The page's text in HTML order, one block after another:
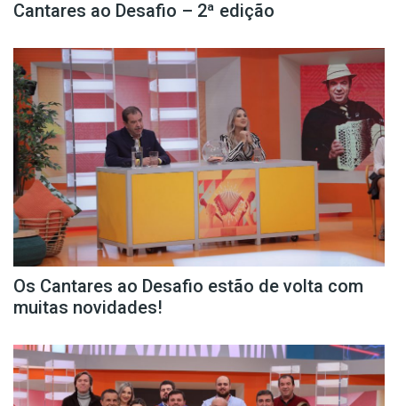
Cantares ao Desafio – 2ª edição
Os Cantares ao Desafio estão de volta com
muitas novidades!